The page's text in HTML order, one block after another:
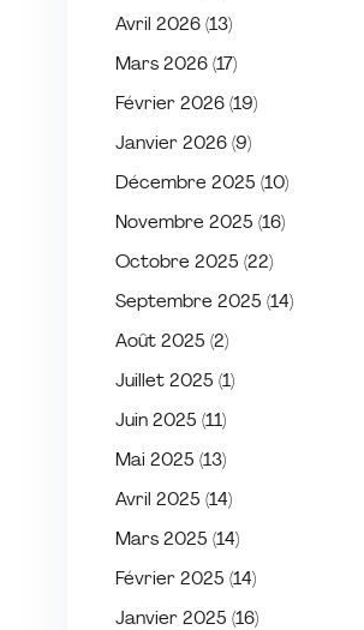
Avril 2026 (13)
Mars 2026 (17)
Février 2026 (19)
Janvier 2026 (9)
Décembre 2025 (10)
Novembre 2025 (16)
Octobre 2025 (22)
Septembre 2025 (14)
Août 2025 (2)
Juillet 2025 (1)
Juin 2025 (11)
Mai 2025 (13)
Avril 2025 (14)
Mars 2025 (14)
Février 2025 (14)
Janvier 2025 (16)